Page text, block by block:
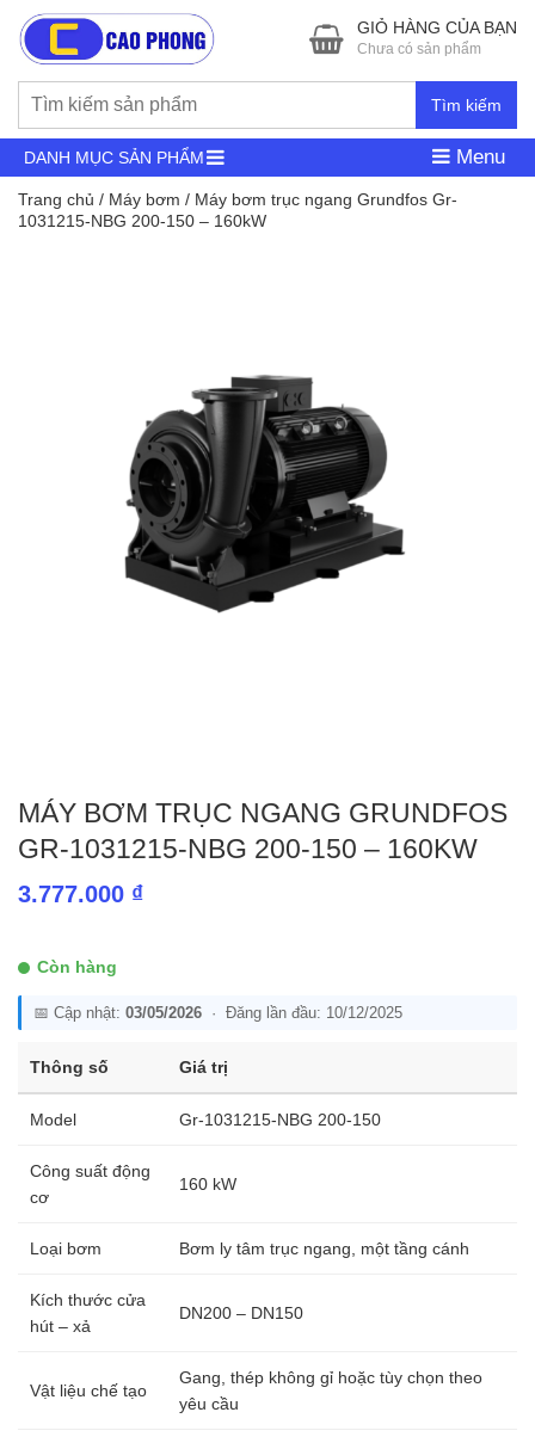
Tìm kiếm
GIỎ HÀNG CỦA BẠN
Chưa có sản phẩm
DANH MỤC SẢN PHẨM Menu
Trang chủ / Máy bơm / Máy bơm trục ngang Grundfos Gr-
1031215-NBG 200-150 – 160kW
MÁY BƠM TRỤC NGANG GRUNDFOS
GR-1031215-NBG 200-150 – 160KW
3.777.000 ₫
Còn hàng
📅 Cập nhật: 03/05/2026 · Đăng lần đầu: 10/12/2025
Thông số Giá trị
Model Gr-1031215-NBG 200-150
Công suất động
cơ
160 kW
Loại bơm Bơm ly tâm trục ngang, một tầng cánh
Kích thước cửa
hút – xả
DN200 – DN150
Vật liệu chế tạo
Gang, thép không gỉ hoặc tùy chọn theo
yêu cầu